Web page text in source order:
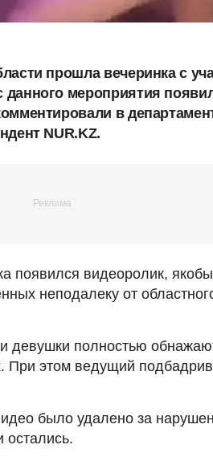
прошла вечеринка с
мероприятия
в
NUR.KZ.
появился видеоролик,
неподалеку от
девушки полностью
При этом ведущий
было удалено за
остались.